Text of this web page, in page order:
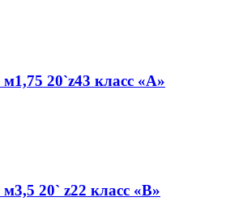
20`z43 класс «А»
20` z22 класс «В»